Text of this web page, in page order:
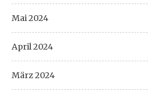
Mai 2024
April 2024
März 2024